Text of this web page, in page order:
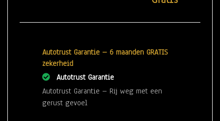
op belangrijke onderdelen zoals de motor
Autotrust Garantie – 6 maanden GRATIS
zekerheid
Autotrust Garantie
Autotrust Garantie – Rij weg met een
gerust gevoel